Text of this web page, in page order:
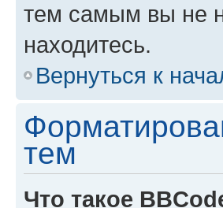
тем самым вы не
находитесь.
Вернуться к
тем
Что такое